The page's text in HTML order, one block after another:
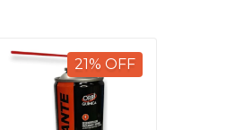
21% OFF